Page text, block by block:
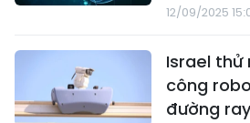
12/09/2025
Israel thử
công
đường ray